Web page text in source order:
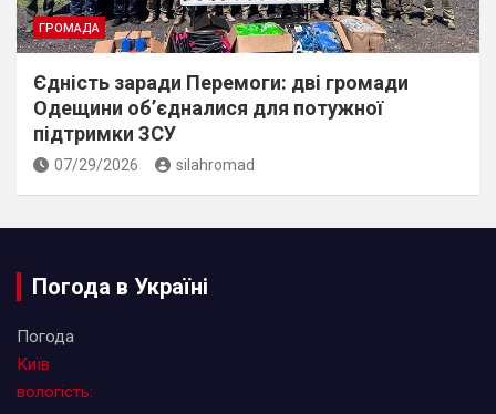
ГРОМАДА
Єдність заради Перемоги: дві громади
Одещини об’єдналися для потужної
підтримки ЗСУ
07/29/2026 silahromad
Погода в Україні
Погода
Київ
вологість: